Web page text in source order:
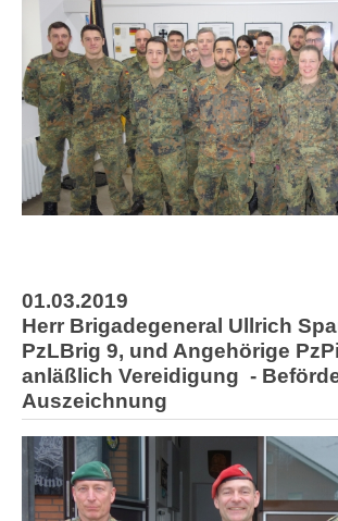
01.03.2019
Herr Brigadegeneral Ullrich
PzLBrig 9, und Angehörige
anläßlich Vereidigung -
Auszeichnung